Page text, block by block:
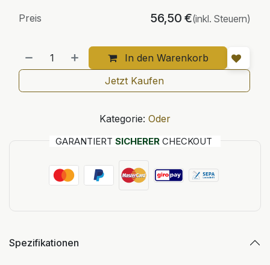
In den Warenkorb
Preis 56,50 €(inkl. Steuern)
Jetzt Kaufen
Kategorie: Oder
GARANTIERT SICHERER CHECKOUT
Spezifikationen